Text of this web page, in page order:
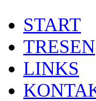
START
TRESEN
LINKS